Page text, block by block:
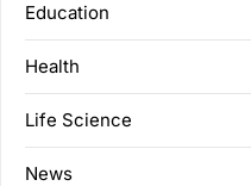
Education
Health
Life Science
News